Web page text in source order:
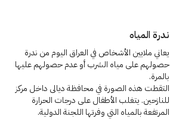
ندرة المياه
يعاني ملايين الأشخاص في العراق اليوم من ندرة
حصولهم على مياه الشرب أو عدم حصولهم عليها
بالمرة.
التقطت هذه الصورة في محافظة ديالى داخل مركز
للنازحين. يتغلب الأطفال على درجات الحرارة
المرتفعة بالمياه التي وفرتها اللجنة الدولية.